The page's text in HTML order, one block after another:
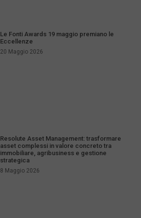
Le Fonti Awards 19 maggio premiano le
Eccellenze
20 Maggio 2026
Resolute Asset Management: trasformare
asset complessi in valore concreto tra
immobiliare, agribusiness e gestione
strategica
8 Maggio 2026